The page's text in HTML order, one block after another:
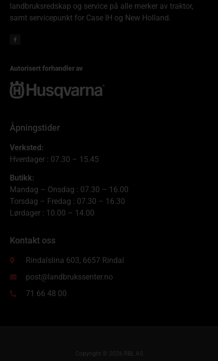
landbruksredskap og service på alle merker av traktor,
samt servicepunkt for Case IH og New Holland.
Autorisert forhandler av
Åpningstider
Verksted:
Hverdager : 07.30 – 15.45
Butikk:
Mandag – Onsdag : 07.30 – 16.00
Torsdag – Fredag : 07.30 – 16.30
Lørdager : 10.00 – 14.00
Kontakt oss
Rindalslina 603, 6657 Rindal
post@landbrukssenter.no
71 66 48 00
Copyright © 2026 RBL AS